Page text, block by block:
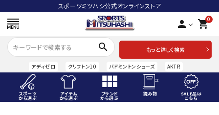
スポーツミツハシ公式オンラインストア
person 0
shopping_cart
search
もっと詳しく検索
アディゼロ クリフトン10 バドミントンシューズ AKTR
スポーツ
から選ぶ
アイテム
から選ぶ
ブランド
から選ぶ
読み物 SALE品は
こちら